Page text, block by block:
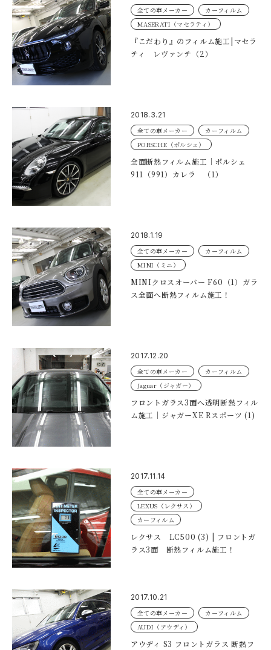
全ての車メーカー
カーフィルム
MASERATI（マセラティ）
『こだわり』のフィルム施工|マセラ
ティ レヴァンテ（2）
2018.3.21
全ての車メーカー
カーフィルム
PORSCHE（ポルシェ）
全面断熱フィルム施工｜ポルシェ
911（991）カレラ （1）
2018.1.19
全ての車メーカー
カーフィルム
MINI（ミニ）
MINIクロスオーバー F60（1）ガラ
ス全面へ断熱フィルム施工！
2017.12.20
全ての車メーカー
カーフィルム
Jaguar（ジャガー）
フロントガラス3面へ透明断熱フィル
ム施工｜ジャガーXE Rスポーツ (1)
2017.11.14
全ての車メーカー
LEXUS（レクサス）
カーフィルム
レクサス LC500 (3) | フロントガ
ラス3面 断熱フィルム施工！
2017.10.21
全ての車メーカー
カーフィルム
AUDI（アウディ）
アウディ S3 フロントガラス 断熱フ